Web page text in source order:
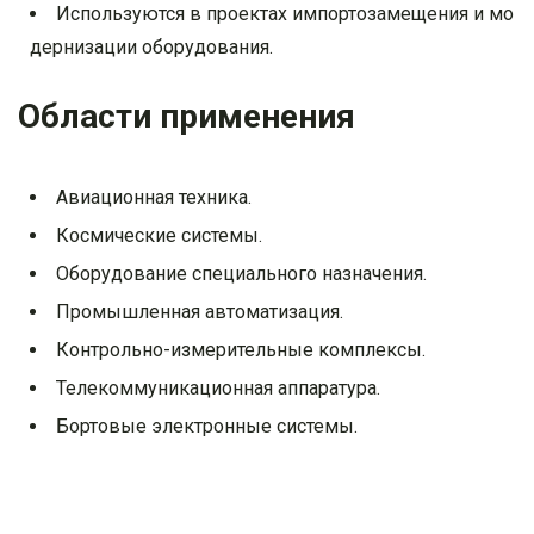
Используются в проектах импортозамещения и мо
дернизации оборудования.
Области применения
Авиационная техника.
Космические системы.
Оборудование специального назначения.
Промышленная автоматизация.
Контрольно-измерительные комплексы.
Телекоммуникационная аппаратура.
Бортовые электронные системы.